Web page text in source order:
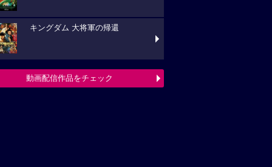
キングダム 大将軍の帰還
動画配信作品をチェック